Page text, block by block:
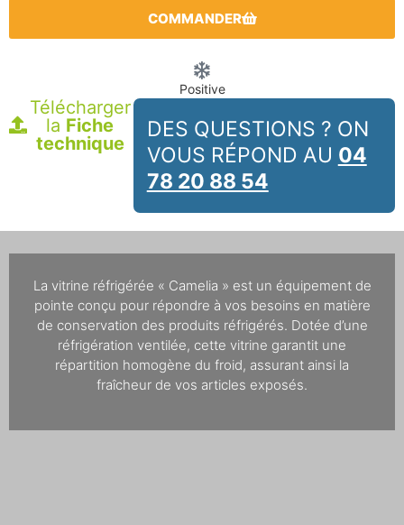
COMMANDER
Positive
Télécharger
la Fiche
technique
DES QUESTIONS ? ON
VOUS RÉPOND AU 04
78 20 88 54
La vitrine réfrigérée « Camelia » est un équipement de
pointe conçu pour répondre à vos besoins en matière
de conservation des produits réfrigérés. Dotée d’une
réfrigération ventilée, cette vitrine garantit une
répartition homogène du froid, assurant ainsi la
fraîcheur de vos articles exposés.